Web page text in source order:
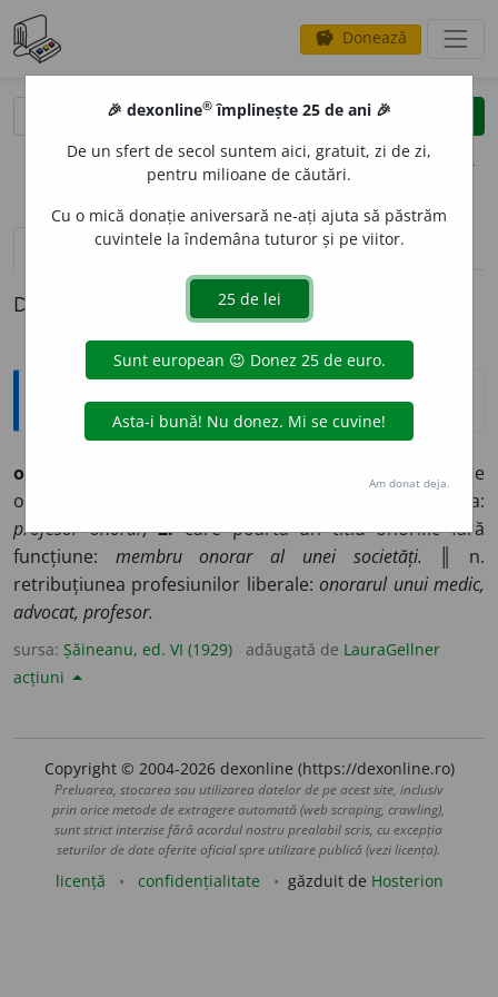
savings Donează
clear
opțiuni
definiții (1)
Definiția cu ID-ul 804746:
Explicative DEX
onorar
care conservă titlul și prerogativele
onorifice ale unei funcțiuni, ce a încetat a o exercita:
profesor onorar; 2.care poartă un titlu onorific fără
funcțiune: membru onorar al unei societăți. ║ n.
retribuțiunea profesiunilor liberale:onorarul unui medic,
advocat, profesor.
sursa: Șăineanu, ed. VI (1929) adăugată de LauraGellner
acțiuni
Copyright © 2004-2026 dexonline (https://dexonline.ro)
Preluarea, stocarea sau utilizarea datelor de pe acest site, inclusiv
prin orice metode de extragere automată (web scraping, crawling),
sunt strict interzise fără acordul nostru prealabil scris, cu excepția
seturilor de date oferite oficial spre utilizare publică (vezi licența).
licență confidențialitate găzduit de Hosterion
🎉 dexonline® împlinește 25 de ani 🎉
De un sfert de secol suntem aici, gratuit, zi de zi,
pentru milioane de căutări.
Cu o mică donație aniversară ne-ați ajuta să păstrăm
cuvintele la îndemâna tuturor și pe viitor.
Am donat deja.